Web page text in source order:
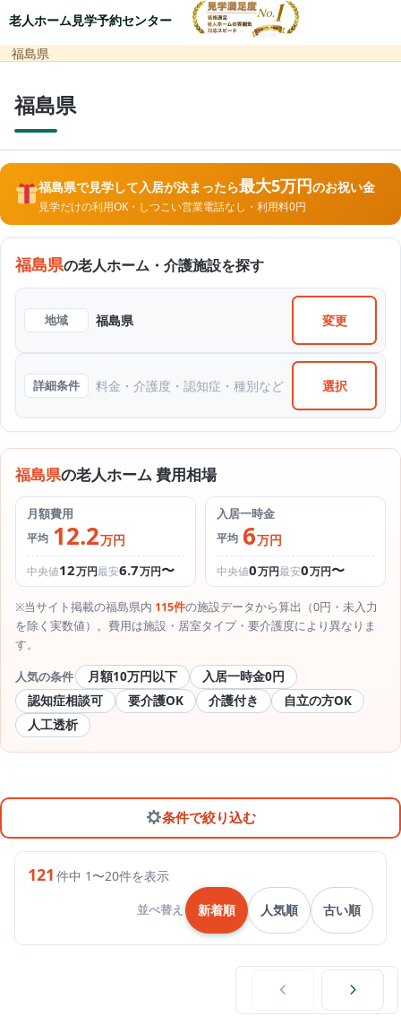
老人ホーム見学予約センター
福島県
福島県
福島県で見学して入居が決まったら最大5万円のお祝い金
見学だけの利用OK・しつこい営業電話なし・利用料0円
福島県の老人ホーム・介護施設を探す
地域 福島県 変更
詳細条件 料金・介護度・認知症・種別など 選択
福島県の老人ホーム 費用相場
月額費用
平均 12.2万円
中央値12万円最安6.7万円〜
入居一時金
平均 6万円
中央値0万円最安0万円〜
※当サイト掲載の福島県内 115件の施設データから算出（0円・未入力
を除く実数値）。費用は施設・居室タイプ・要介護度により異なりま
す。
人気の条件 月額10万円以下
入居一時金0円
認知症相談可
要介護OK 介護付き
自立の方OK
人工透析
条件で絞り込む
121 件中 1〜20件を表示
並べ替え 新着順 人気順 古い順
 